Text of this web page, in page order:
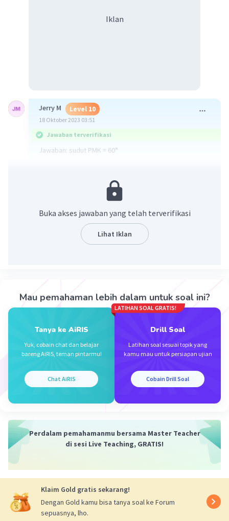
Iklan
Jerry M Level 10
18 Oktober 2023 03:51
Jawaban terverifikasi
Jawaban: sudut PMK = 60°
= 2 x Sudut KPM (sudut keliling)
Karena sudut pusat KOM diapit 2 jari jari
maka segitiga KOM adalah segitiga sama kaki
Sudut OKM = sudut OMK = (180° - 90°)/2 = 45°
= 75°
= 180° - sudut KPM - sudut PKM
= 180° - 45° - 75°
= 60°
Jadi besar sudut PMK adalah 60°.
Buka akses jawaban yang telah terverifikasi
Lihat Iklan
Mau pemahaman lebih dalam untuk soal ini?
Tanya ke AiRIS
Yuk, cobain chat dan belajar
bareng AiRIS, teman pintarmu!
Chat AiRIS
LATIHAN SOAL GRATIS!
Drill Soal
Latihan soal sesuai topik yang
kamu mau untuk persiapan ujian
Cobain Drill Soal
Perdalam pemahamanmu bersama Master Teacher
di sesi Live Teaching, GRATIS!
Klaim Gold gratis sekarang!
Dengan Gold kamu bisa tanya soal ke Forum
sepuasnya, lho.